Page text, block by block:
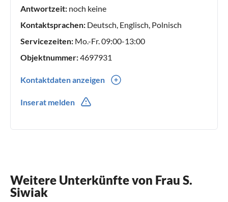
Antwortzeit: noch keine
Kontaktsprachen: Deutsch, Englisch, Polnisch
Servicezeiten: Mo.-Fr. 09:00-13:00
Objektnummer:4697931
Kontaktdaten anzeigen
Inserat melden
Weitere Unterkünfte von Frau S.
Siwiak